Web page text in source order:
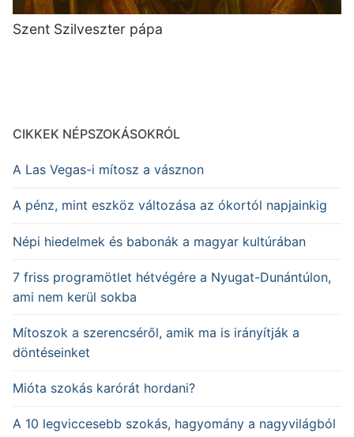
Szent Szilveszter pápa
CIKKEK NÉPSZOKÁSOKRÓL
A Las Vegas-i mítosz a vásznon
A pénz, mint eszköz változása az ókortól napjainkig
Népi hiedelmek és babonák a magyar kultúrában
7 friss programötlet hétvégére a Nyugat-Dunántúlon,
ami nem kerül sokba
Mítoszok a szerencséről, amik ma is irányítják a
döntéseinket
Mióta szokás karórát hordani?
A 10 legviccesebb szokás, hagyomány a nagyvilágból